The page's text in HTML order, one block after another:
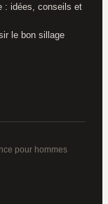
: idées, conseils et
le bon sillage
pour hommes